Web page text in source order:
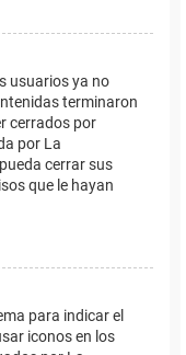
usuarios ya no
terminaron
cerrados por
por La
cerrar sus
que le hayan
para indicar el
iconos en los